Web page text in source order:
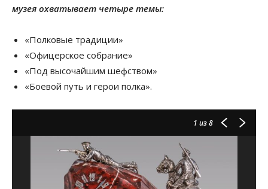
музея охватывает четыре темы:
«Полковые традиции»
«Офицерское собрание»
«Под высочайшим шефством»
«Боевой путь и герои полка».
1 из 8